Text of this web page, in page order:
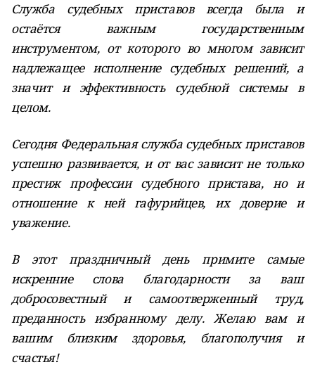
Служба судебных приставов всегда была и
остаётся важным государственным
инструментом, от которого во многом зависит
надлежащее исполнение судебных решений, а
значит и эффективность судебной системы в
целом.
Сегодня Федеральная служба судебных приставов
успешно развивается, и от вас зависит не только
престиж профессии судебного пристава, но и
отношение к ней гафурийцев, их доверие и
уважение.
В этот праздничный день примите самые
искренние слова благодарности за ваш
добросовестный и самоотверженный труд,
преданность избранному делу. Желаю вам и
вашим близким здоровья, благополучия и
счастья!